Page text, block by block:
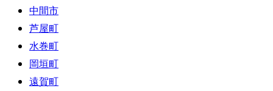
中間市
芦屋町
水巻町
岡垣町
遠賀町